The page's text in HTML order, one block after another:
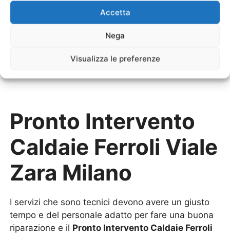
Accetta
Nega
Visualizza le preferenze
Sostituzione Scaldabagno Elettrico Ferroli
Zara Milano
Sostituzione Scaldabagno a Gas Ferroli
Pronto Intervento
Caldaie Ferroli Viale
Zara Milano
I servizi che sono tecnici devono avere un giusto
tempo e del personale adatto per fare una buona
riparazione e il Pronto Intervento Caldaie Ferroli